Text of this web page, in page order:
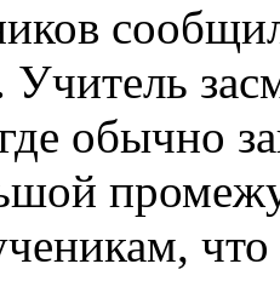
обычно